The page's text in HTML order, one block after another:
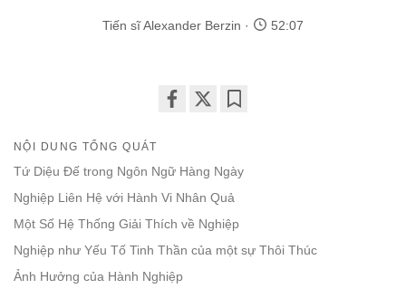
Tiến sĩ Alexander Berzin 52:07
facebook
NỘI DUNG TỔNG QUÁT
Tứ Diệu Đế trong Ngôn Ngữ Hàng Ngày
Nghiệp Liên Hệ với Hành Vi Nhân Quả
Một Số Hệ Thống Giải Thích về Nghiệp
Nghiệp như Yếu Tố Tinh Thần của một sự Thôi Thúc
Ảnh Hưởng của Hành Nghiệp